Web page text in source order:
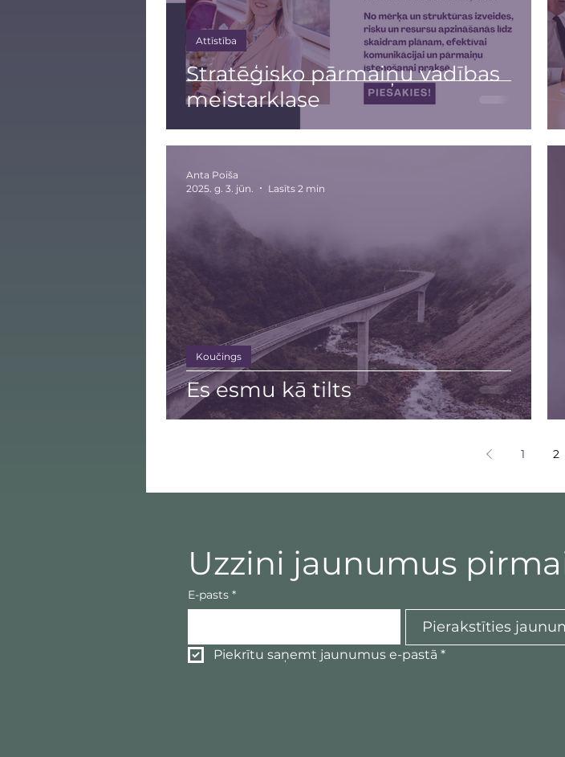
Stratēģisko pārmaiņu vadības
meistarklase
Attīstība
Es esmu kā tilts
Koučings
Anta Poiša
2025. g. 3. jūn.
Lasīts 2 min
1 2
Uzzini jaunumus
E-pasts *
Pierakstīties
Piekrītu saņemt jaunumus e-pastā *